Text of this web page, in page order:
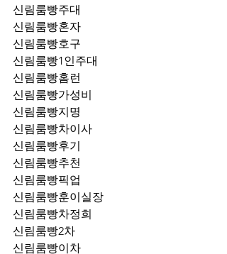
신림룸빵주대
신림룸빵혼자
신림룸빵호구
신림룸빵1인주대
신림룸빵홈런
신림룸빵가성비
신림룸빵지명
신림룸빵차이사
신림룸빵후기
신림룸빵추천
신림룸빵훈이실장
신림룸빵차정희
신림룸빵2차
신림룸빵이차